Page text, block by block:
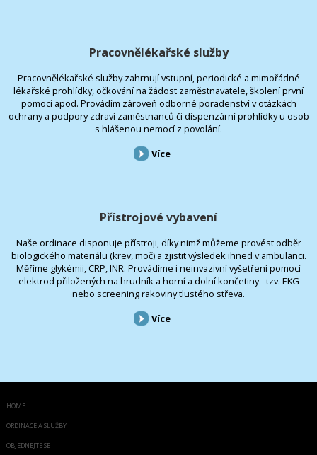
Pracovnělékařské služby
Pracovnělékařské služby zahrnují vstupní, periodické a mimořádné
lékařské prohlídky, očkování na žádost zaměstnavatele, školení první
pomoci apod. Provádím zároveň odborné poradenství v otázkách
ochrany a podpory zdraví zaměstnanců či dispenzární prohlídky u osob
s hlášenou nemocí z povolání.
Více
Přístrojové vybavení
Naše ordinace disponuje přístroji, díky nimž můžeme provést odběr
biologického materiálu (krev, moč) a zjistit výsledek ihned v ambulanci.
Měříme glykémii, CRP, INR. Provádíme i neinvazivní vyšetření pomocí
elektrod přiložených na hrudník a horní a dolní končetiny - tzv. EKG
nebo screening rakoviny tlustého střeva.
Více
HOME
ORDINACE A SLUŽBY
OBJEDNEJTE SE